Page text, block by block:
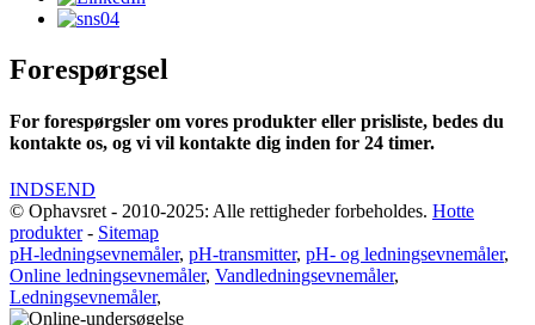
Forespørgsel
For forespørgsler om vores produkter eller prisliste, bedes du
kontakte os, og vi vil kontakte dig inden for 24 timer.
INDSEND
© Ophavsret - 2010-2025: Alle rettigheder forbeholdes. Hotte
produkter- Sitemap
pH-ledningsevnemåler, pH-transmitter, pH- og ledningsevnemåler,
Online ledningsevnemåler, Vandledningsevnemåler,
Ledningsevnemåler,